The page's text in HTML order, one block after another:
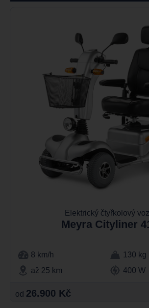
Elektrický čtyřkolový
Meyra Cityliner
8 km/h
130 kg
až 25 km
400 W
od 26.900 Kč